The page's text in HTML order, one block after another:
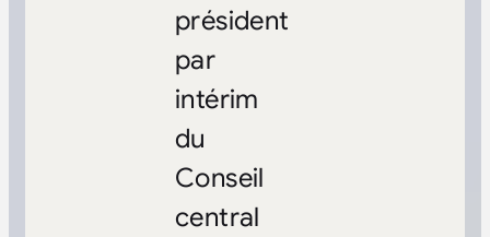
président
par
intérim
du
Conseil
central